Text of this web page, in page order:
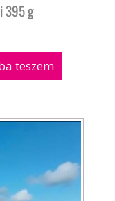
395 g
teszem